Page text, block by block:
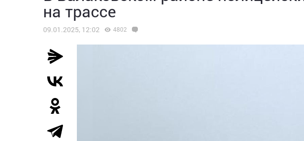
на трассе
09.01.2025, 12:02 4802